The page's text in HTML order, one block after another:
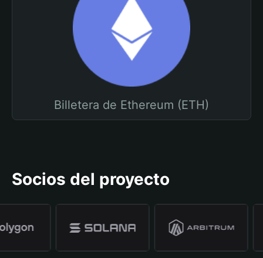
Billetera de Ethereum (ETH)
Socios del proyecto